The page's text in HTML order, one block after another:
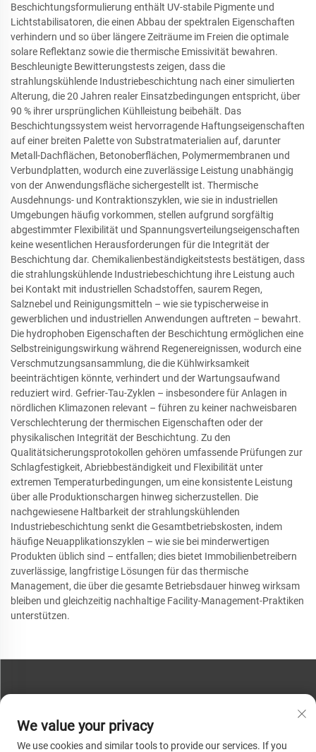
Beschichtungsformulierung enthält UV-stabile Pigmente und
Lichtstabilisatoren, die einen Abbau der spektralen Eigenschaften
verhindern und so über längere Zeiträume im Freien die optimale
solare Reflektanz sowie die thermische Emissivität bewahren.
Beschleunigte Bewitterungstests zeigen, dass die
strahlungskühlende Industriebeschichtung nach einer simulierten
Alterung, die 20 Jahren realer Einsatzbedingungen entspricht, über
90 % ihrer ursprünglichen Kühlleistung beibehält. Das
Beschichtungssystem weist hervorragende Haftungseigenschaften
auf einer breiten Palette von Substratmaterialien auf, darunter
Metall-Dachflächen, Betonoberflächen, Polymermembranen und
Verbundplatten, wodurch eine zuverlässige Leistung unabhängig
von der Anwendungsfläche sichergestellt ist. Thermische
Ausdehnungs- und Kontraktionszyklen, wie sie in industriellen
Umgebungen häufig vorkommen, stellen aufgrund sorgfältig
abgestimmter Flexibilität und Spannungsverteilungseigenschaften
keine wesentlichen Herausforderungen für die Integrität der
Beschichtung dar. Chemikalienbeständigkeitstests bestätigen, dass
die strahlungskühlende Industriebeschichtung ihre Leistung auch
bei Kontakt mit industriellen Schadstoffen, saurem Regen,
Salznebel und Reinigungsmitteln – wie sie typischerweise in
gewerblichen und industriellen Anwendungen auftreten – bewahrt.
Die hydrophoben Eigenschaften der Beschichtung ermöglichen eine
Selbstreinigungswirkung während Regenereignissen, wodurch eine
Verschmutzungsansammlung, die die Kühlwirksamkeit
beeinträchtigen könnte, verhindert und der Wartungsaufwand
reduziert wird. Gefrier-Tau-Zyklen – insbesondere für Anlagen in
nördlichen Klimazonen relevant – führen zu keiner nachweisbaren
Verschlechterung der thermischen Eigenschaften oder der
physikalischen Integrität der Beschichtung. Zu den
Qualitätsicherungsprotokollen gehören umfassende Prüfungen zur
Schlagfestigkeit, Abriebbeständigkeit und Flexibilität unter
extremen Temperaturbedingungen, um eine konsistente Leistung
über alle Produktionschargen hinweg sicherzustellen. Die
nachgewiesene Haltbarkeit der strahlungskühlenden
Industriebeschichtung senkt die Gesamtbetriebskosten, indem
häufige Neuapplikationszyklen – wie sie bei minderwertigen
Produkten üblich sind – entfallen; dies bietet Immobilienbetreibern
zuverlässige, langfristige Lösungen für das thermische
Management, die über die gesamte Betriebsdauer hinweg wirksam
bleiben und gleichzeitig nachhaltige Facility-Management-Praktiken
unterstützen.
Telefon:+86-13793890209
We value your privacy
We use cookies and similar tools to provide our services. If you